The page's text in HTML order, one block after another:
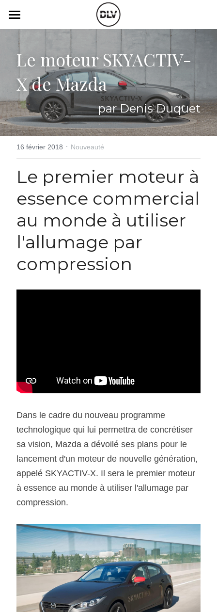
Actualité Auto
Électrique
Histoire de chars
Art Automobile
Essais Routier
Podcast
Radio FM
Télé RDS
Simulateur
SOUMISSION RAPIDE
ASSURANCE
Le moteur SKYACTIV-
X de Mazda
par Denis Duquet
16 février 2018 · Nouveauté
Le premier moteur à
essence commercial
au monde à utiliser
l'allumage par
compression
Dans le cadre du nouveau programme
technologique qui lui permettra de concrétiser
sa vision, Mazda a dévoilé ses plans pour le
lancement d'un moteur de nouvelle génération,
appelé SKYACTIV-X. Il sera le premier moteur
à essence au monde à utiliser l'allumage par
compression.
LES CATÉGORIES DE LA BOUTIQUE